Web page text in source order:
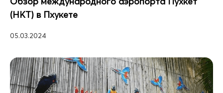
(HKT) в Пхукете
05.03.2024